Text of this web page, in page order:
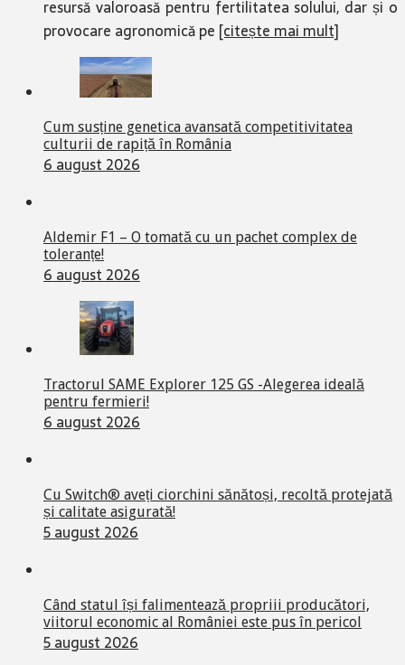
resursă valoroasă pentru fertilitatea solului, dar și o
provocare agronomică pe [citește mai mult]
Cum susține genetica avansată competitivitatea
culturii de rapiță în România
6 august 2026
Aldemir F1 – O tomată cu un pachet complex de
toleranțe!
6 august 2026
Tractorul SAME Explorer 125 GS -Alegerea ideală
pentru fermieri!
6 august 2026
Cu Switch® aveți ciorchini sănătoși, recoltă protejată
și calitate asigurată!
5 august 2026
Când statul își falimentează propriii producători,
viitorul economic al României este pus în pericol
5 august 2026